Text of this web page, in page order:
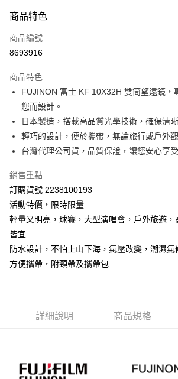
Apple Pay
ATM付款
郵寄到府(台灣本島適用)
每筆NT$100，滿NT$2,000(含以上)免運費
台灣離島寄送(基本運費100元+離島加收80元)
每筆NT$180，滿NT$2,000(含以上)免運費
商品特色
商品編號
8693916
商品特色
FUJINON 富士 KF 10X32H 雙筒望遠鏡，
您而設計。
日本製造，搭載高品質光學技術，確保清
輕巧的設計，便於攜帶，無論旅行或戶外
台灣代理公司貨，品質保證，讓您安心享
銷售重點
訂購貨號 2238100193
活動特價，限時限量
輕量又明亮，球賽，大型演唱會，戶外旅遊，
皆宜
防水設計，不怕上山下海，氣壓改變，潮濕氣
方便攜帶，附頸帶及攜帶包
詳細說明 商品規格